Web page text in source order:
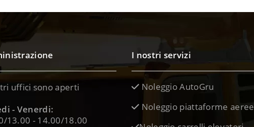
uffici sono aperti
- Venerdi:
13.00 - 14.00/18.00
I nostri servizi
Noleggio AutoGru
Noleggio piattaforme aeree